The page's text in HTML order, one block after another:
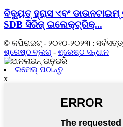
ବିଦ୍ୟୁତ୍ ହ୍ରାସ ଏବଂ
SDB ସିରିଜ୍ ଇଲେକ୍ଟ୍ରିକ୍...
© କପିରାଇଟ୍ - ୨୦୧୦-୨୦୨୩ :
ଶ୍ରେଷ୍ଠ ବ୍ଲଗ୍ - ଶ୍ରେଷ୍ଠ ସନ୍ଧାନ
ଇମେଲ୍ ପଠାନ୍ତୁ
x